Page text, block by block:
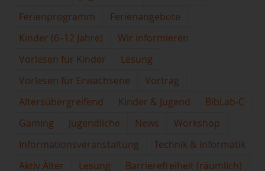
Ferienprogramm
Ferienangebote
Kinder (6–12 Jahre)
Wir informieren
Vorlesen für Kinder
Lesung
Vorlesen für Erwachsene
Vortrag
Altersübergreifend
Kinder & Jugend
BibLab-C
Gaming
Jugendliche News
Workshop
Informationsveranstaltung
Technik & Informatik
Aktiv Älter
Lesung
Barrierefreiheit (räumlich)